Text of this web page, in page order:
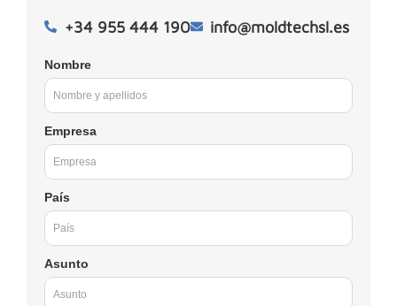
+34 955 444 190 info@moldtechsl.es
Nombre
Empresa
País
Asunto